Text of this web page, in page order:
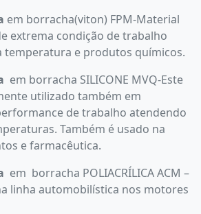
em borracha(viton) FPM-Material
extrema condição de trabalho
temperatura e produtos químicos.
em borracha SILICONE MVQ-Este
utilizado também em
de trabalho atendendo
Também é usado na
e farmacêutica.
em borracha POLIACRÍLICA ACM –
linha automobilística nos motores